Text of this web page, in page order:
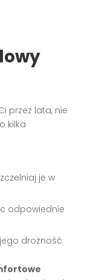
przez lata, nie
kilka
je w
odpowiednie
drożność